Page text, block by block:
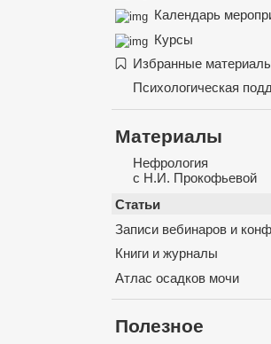
Календарь
Курсы
Избранные
Психологическая
Материалы
Нефрология
с Н.И. Прокофьевой
Статьи
Записи вебинаров и
Книги и журналы
Атлас осадков мочи
Полезное